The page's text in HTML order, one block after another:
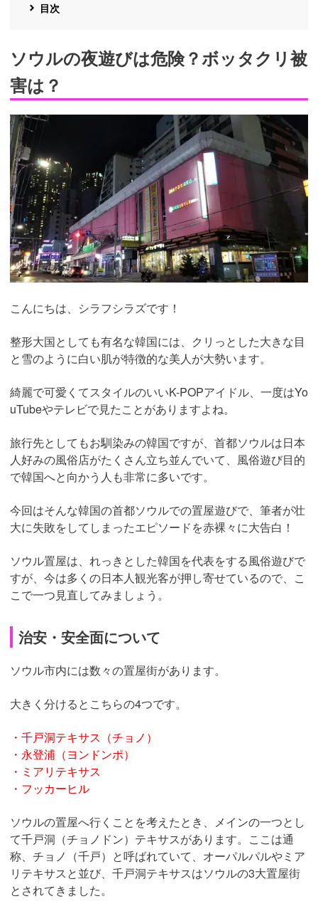
目次
ソウルの夜遊びは危険？ボッタクリ被
害は？
こんにちは、シラフシラズです！
整形大国としても有名な韓国には、クリっとした大きな目
と雪のように白い肌が特徴的な美人が大勢います。
綺麗で可愛くてスタイルのいいK-POPアイドル、一度はYo
uTubeやテレビで見たことがありますよね。
旅行先としてもお馴染みの韓国ですが、首都ソウルは日本
人好みの風俗店がたくさん立ち並んでいて、風俗遊び目的
で韓国へと向かう人も非常に多いです。
今回はそんな韓国の首都ソウルでの置屋遊びで、筆者が壮
大に失敗をしてしまったエピソードを赤裸々に大告白！
ソウル置屋は、れっきとした韓国を代表をする風俗遊びで
すが、今は多くの日本人観光客が押し寄せているので、こ
こで一つ見直してみましょう。
治安・安全面について
ソウル市内には数々の置屋街があります。
大きく分けるとこちらの4つです。
・千戸洞テキサス（チョノ）
・永登浦（ヨンドンポ）
・ミアリテキサス
・フッカーヒル
ソウルの置屋へ行くことを考えたとき、メインの一つとし
て千戸洞（チョノドン）テキサスがあります。ここは通
称、チョノ（千戸）と呼ばれていて、オーパルパルやミア
リテキサスと並び、千戸洞テキサスはソウルの3大置屋街
とされてきました。